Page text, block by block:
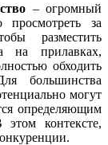
– огромный
за
разместить
на прилавках,
обходить
большинства
могут
определяющим
контексте,